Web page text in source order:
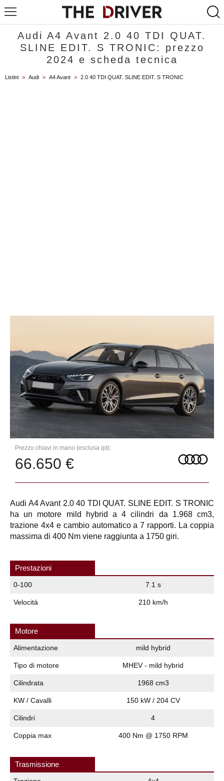
Audi A4 Avant 2.0 40 TDI QUAT.
SLINE EDIT. S TRONIC: prezzo
2024 e scheda tecnica
Listini > Audi > A4 Avant > 2.0 40 TDI QUAT. SLINE EDIT. S TRONIC
Prezzo chiavi in mano (esclusa ipt):
66.650 €
Audi A4 Avant 2.0 40 TDI QUAT. SLINE EDIT. S TRONIC
ha un motore mild hybrid a 4 cilindri da 1.968 cm3,
trazione 4x4 e cambio automatico a 7 rapporti. La coppia
massima di 400 Nm viene raggiunta a 1750 giri.
Prestazioni
0-100 7.1 s
Velocità 210 km/h
Motore
Alimentazione mild hybrid
Tipo di motore MHEV - mild hybrid
Cilindrata 1968 cm3
KW / Cavalli 150 kW / 204 CV
Cilindri 4
Coppia max 400 Nm @ 1750 RPM
Trasmissione